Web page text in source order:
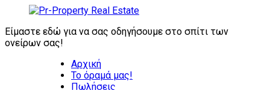
Είμαστε εδώ για να σας οδηγήσουμε στο σπίτι των
ονείρων σας!
Αρχική
Το όραμά μας!
Πωλήσεις
ΖΗΤΟΥΝΤΑΙ
ΑΜΕΣΑ:
ΕΠΕΝΔΥΤΙΚΑ
ΑΥΤΟΤΕΛΗ
ΑΞΙΟΛΟΓΑ